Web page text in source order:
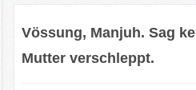
Vössung, Manjuh. Sag
Mutter verschleppt.